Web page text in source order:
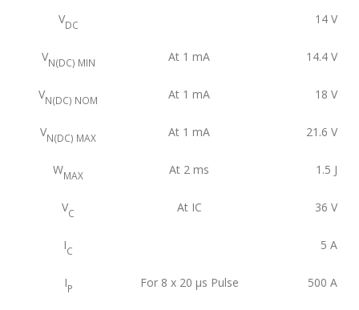
VDC 14 V
VN(DC) MIN At 1 mA 14.4 V
VN(DC) NOM At 1 mA 18 V
VN(DC) MAX At 1 mA 21.6 V
WMAX At 2 ms 1.5 J
VC At IC 36 V
IC 5 A
IP For 8 x 20 μs Pulse 500 A